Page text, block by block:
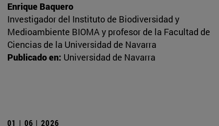
Enrique Baquero
Investigador del Instituto de Biodiversidad y
Medioambiente BIOMA y profesor de la Facultad de
Ciencias de la Universidad de Navarra
Publicado en: Universidad de Navarra
01 | 06 | 2026